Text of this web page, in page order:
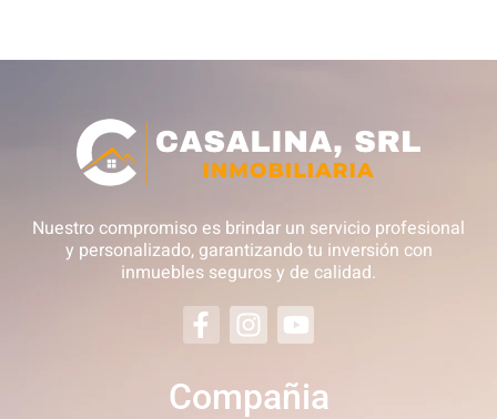
Nuestro compromiso es brindar un servicio profesional
y personalizado, garantizando tu inversión con
inmuebles seguros y de calidad.
Compañia